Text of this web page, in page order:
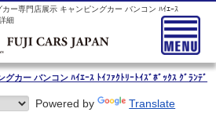
ー専門店展示 キャンピングカー バンコン ﾊｲｴｰｽ
細
グカー バンコン ﾊｲｴｰｽ ﾄｲﾌｧｸﾄﾘｰﾄｲｽﾞﾎﾞｯｸｽ ｸﾞﾗﾝﾃﾞ
Powered by Translate